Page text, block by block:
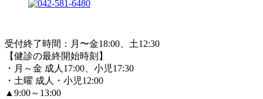
受付終了時間：月〜金18:00、土12:30
【健診の最終開始時刻】
・月～金 成人17:00、小児17:30
・土曜 成人・小児12:00
▲9:00～13:00